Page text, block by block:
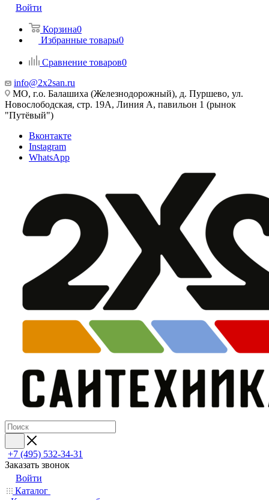
Войти
Корзина0
Избранные товары0
Сравнение товаров0
info@2x2san.ru
МО, г.о. Балашиха (Железнодорожный), д. Пуршево, ул.
Новослободская, стр. 19А, Линия А, павильон 1 (рынок
"Путёвый")
Вконтакте
Instagram
WhatsApp
+7 (495) 532‑34‑31
Заказать звонок
Войти
Каталог